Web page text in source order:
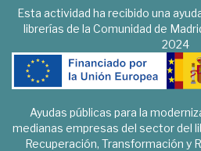
Esta actividad ha recibido una
librerías de la Comunidad de
2024
Ayudas públicas para la
medianas empresas del sector del
Recuperación, Transformación y